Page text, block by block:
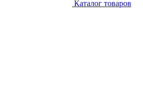
Каталог товаров